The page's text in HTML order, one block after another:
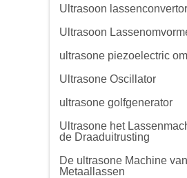
Ultrasoon lassenconvertor
Ultrasoon
ultrasone piezoelectric
Ultrasone Oscillator
ultrasone golfgenerator
Ultrasone het
de Draaduitrusting
De ultrasone Machine
Metaallassen